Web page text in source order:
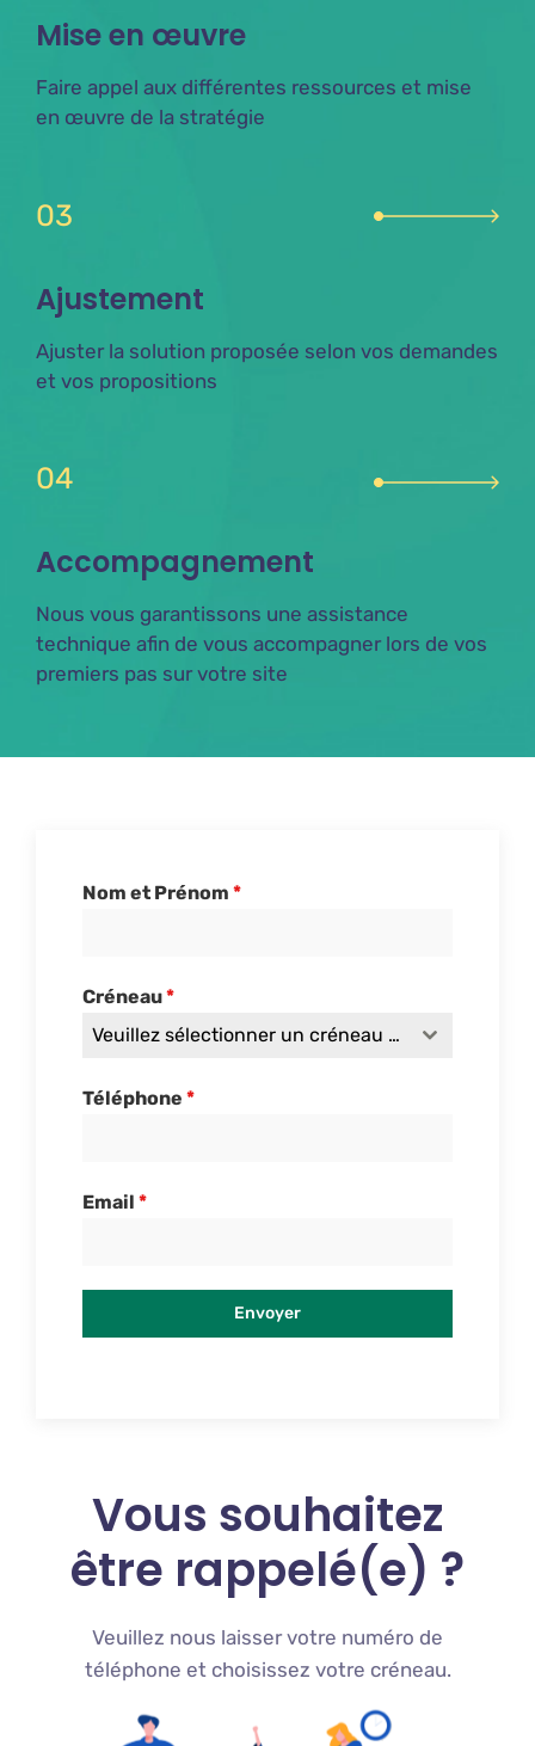
Mise en œuvre
Faire appel aux différentes ressources et mise
en œuvre de la stratégie
03
Ajustement
Ajuster la solution proposée selon vos demandes
et vos propositions
04
Accompagnement
Nous vous garantissons une assistance
technique afin de vous accompagner lors de vos
premiers pas sur votre site
Nom et Prénom *
Créneau*
Veuillez sélectionner un créneau horaire
Téléphone *
Email *
Envoyer
Vous souhaitez
être rappelé(e) ?
Veuillez nous laisser votre numéro de
téléphone et choisissez votre créneau.